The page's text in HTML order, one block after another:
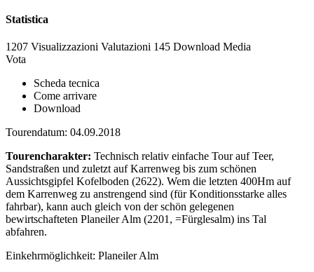
Statistica
1207 Visualizzazioni Valutazioni 145 Download Media
Vota
Scheda tecnica
Come arrivare
Download
Tourendatum: 04.09.2018
Tourencharakter: Technisch relativ einfache Tour auf Teer,
Sandstraßen und zuletzt auf Karrenweg bis zum schönen
Aussichtsgipfel Kofelboden (2622). Wem die letzten 400Hm auf
dem Karrenweg zu anstrengend sind (für Konditionsstarke alles
fahrbar), kann auch gleich von der schön gelegenen
bewirtschafteten Planeiler Alm (2201, =Fürglesalm) ins Tal
abfahren.
Einkehrmöglichkeit: Planeiler Alm